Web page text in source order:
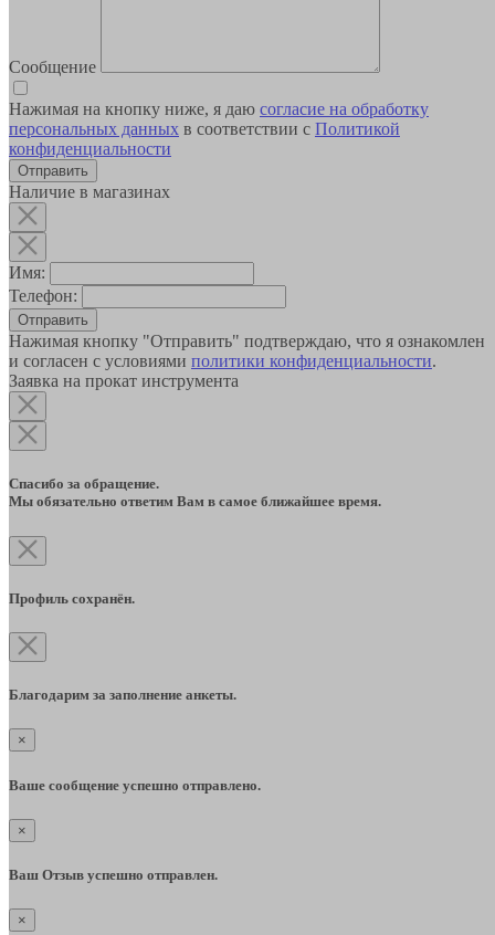
Сообщение
Нажимая на кнопку ниже, я даю согласие на обработку
персональных данных в соответствии с Политикой
конфиденциальности
Наличие в магазинах
Имя:
Телефон:
Отправить
Нажимая кнопку "Отправить" подтверждаю, что я ознакомлен
и согласен с условиями политики конфиденциальности.
Заявка на прокат инструмента
Спасибо за обращение.
Мы обязательно ответим Вам в самое ближайшее время.
Профиль сохранён.
Благодарим за заполнение анкеты.
×
Ваше сообщение успешно отправлено.
×
Ваш Отзыв успешно отправлен.
×